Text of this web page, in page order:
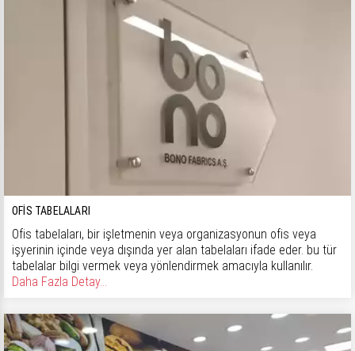
OFIS TABELALARI
Ofis tabelaları, bir işletmenin veya organizasyonun ofis veya
işyerinin içinde veya dışında yer alan tabelaları ifade eder. bu tür
tabelalar bilgi vermek veya yönlendirmek amacıyla kullanılır.
Daha Fazla Detay...